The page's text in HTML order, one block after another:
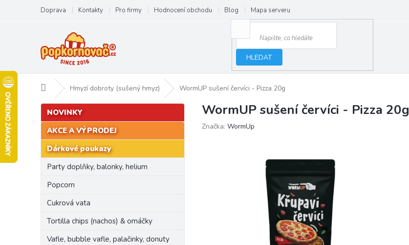
obsah
Doprava Kontakty Pro firmy Hodnocení obchodu Blog Mapa serveru
HLEDAT
Domů Hmyzí dobroty (sušený hmyz) WormUP sušení červíci - Pizza 20g
P
o
t
Přeskočit
kategorie
NOVINKY
AKCE A VÝPRODEJ
Dárkové poukazy
Party doplňky, balonky, helium
Popcorn
Cukrová vata
Tortilla chips (nachos) & omáčky
Vafle, bubble vafle, palačinky, donuty
WormUP sušení červíci - Pizza 20g
Značka: WormUp